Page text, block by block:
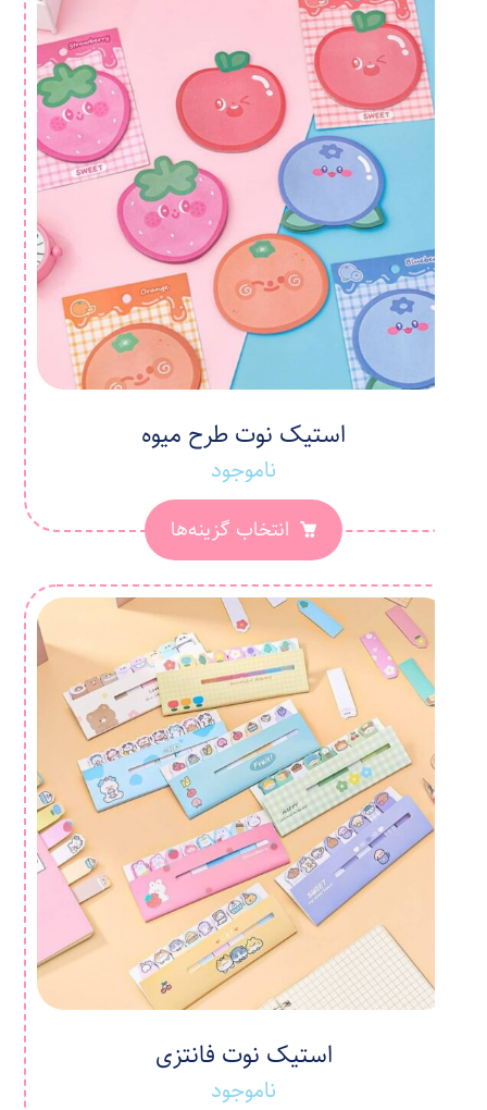
استیک نوت طرح میوه
ناموجود
انتخاب گزینه‌ها
استیک نوت فانتزی
ناموجود